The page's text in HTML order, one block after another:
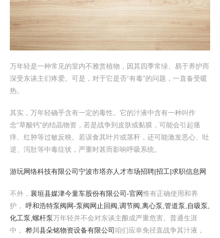
万年轻是一种常见的室内不雅赏植物，因其四季常绿、易于养护而
深受东谈主们疼爱。可是，对于它是否“有毒”的问题，一直备受暖
热。
其实，万年轻确乎含有一定的毒性。它的汁液中含有一种叫作
念“草酸钙”的结晶物资，若是战争到皮肤或黏膜，可能会引起瘙
痒、红肿等过敏反映。若误食其叶片或茎秆，还可能激发恶心、吐
逆、泻肚等中毒症状，严重时甚而影响呼吸系统。
游 玩 网 络 科 技 有 限 公 司宁波市塔亦人才市场招聘|招工|求职信息网
不外， 襄垣县媒津今童车股份有限公司-官网惟有正确使用和养
护， 呼和浩特泵阀网-泵阀网止回阀,调节阀,离心泵,管道泵,自吸泵,
化工泵,螺杆泵万年轻并不会对东谈主酿成严重危害。普通生涯
中， 桦川县朵铭物资设备有限公司 咱们应幸免径直战争其汁液，